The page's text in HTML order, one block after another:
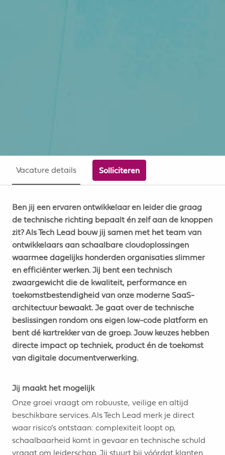
Vacature details Solliciteren
Ben jij een ervaren ontwikkelaar en leider die graag
de technische richting bepaalt én zelf aan de knoppen
zit? Als Tech Lead bouw jij samen met het team van
ontwikkelaars aan schaalbare cloudoplossingen
waarmee dagelijks honderden organisaties slimmer
en efficiënter werken. Jij bent een technisch
zwaargewicht die de kwaliteit, performance en
toekomstbestendigheid van onze moderne SaaS-
architectuur bewaakt. Je gaat over de technische
beslissingen rondom ons eigen low-code platform en
bent dé kartrekker van de groep. Jouw keuzes hebben
directe impact op techniek, product én de toekomst
van digitale documentverwerking.
Jij maakt het mogelijk
Onze groei vraagt om robuuste, veilige en altijd
beschikbare services. Als Tech Lead merk je direct
waar risico’s ontstaan: complexiteit loopt op,
schaalbaarheid komt in gevaar en technische schuld
vraagt om leiderschap. Jij stuurt bij vóórdat klanten